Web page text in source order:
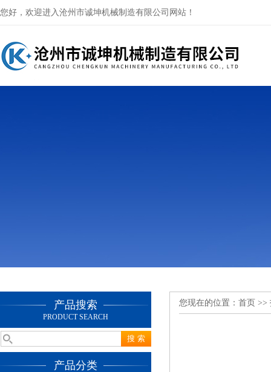
您好，欢迎进入沧州市诚坤机械制造有限公司网站！
产品搜索
PRODUCT SEARCH
产品分类
您现在的位置： 首页 >>